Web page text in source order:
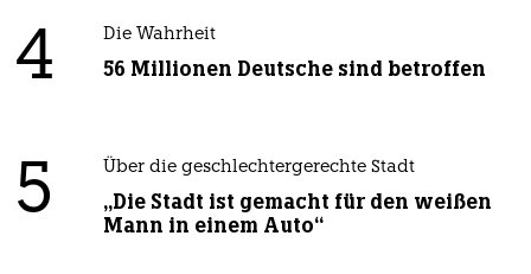
4 Die Wahrheit
56 Millionen Deutsche sind betroffen
5 Über die geschlechtergerechte Stadt
„Die Stadt ist gemacht für den weißen
Mann in einem Auto“